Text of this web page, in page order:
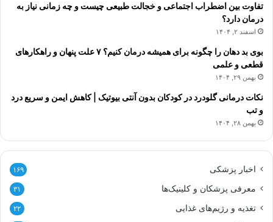
تفاوت بین اضطراب اجتماعی و خجالت طبیعی چیست و چه زمانی نیاز به
درمان دارد؟
اسفند ۲, ۱۴۰۴
بوی بد دهان را چگونه برای همیشه درمان کنیم؟ ۷ علت پنهان و راهکارهای
قطعی و علمی
بهمن ۲۹, ۱۴۰۴
نکات درمانی گلودرد در کودکان بدون آنتی بیوتیک | کاهش ایمن و سریع درد
و تب
بهمن ۲۸, ۱۴۰۴
اخبار پزشکی ۱۶۹
معرفی پزشکان و کلینیک‌ها ۳۱
تغذیه و رژیم‌های غذایی ۲۲